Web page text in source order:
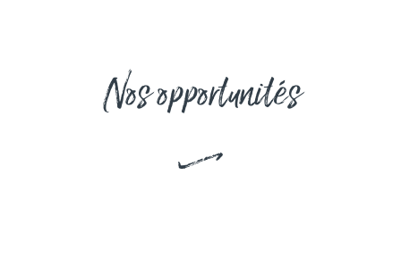
Nos opportunités